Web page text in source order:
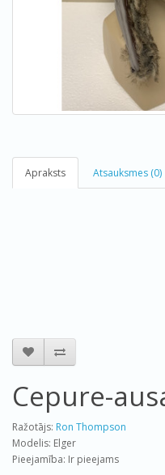
Apraksts Atsauksmes (0)
Cepure-
Ražotājs: Ron Thompson
Modelis: Elger
Pieejamība: Ir pieejams